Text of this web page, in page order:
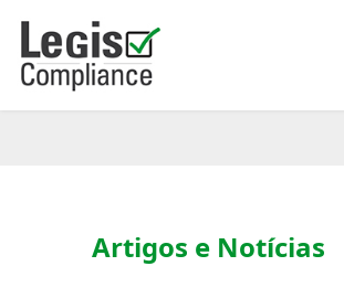
Artigos e Notícias